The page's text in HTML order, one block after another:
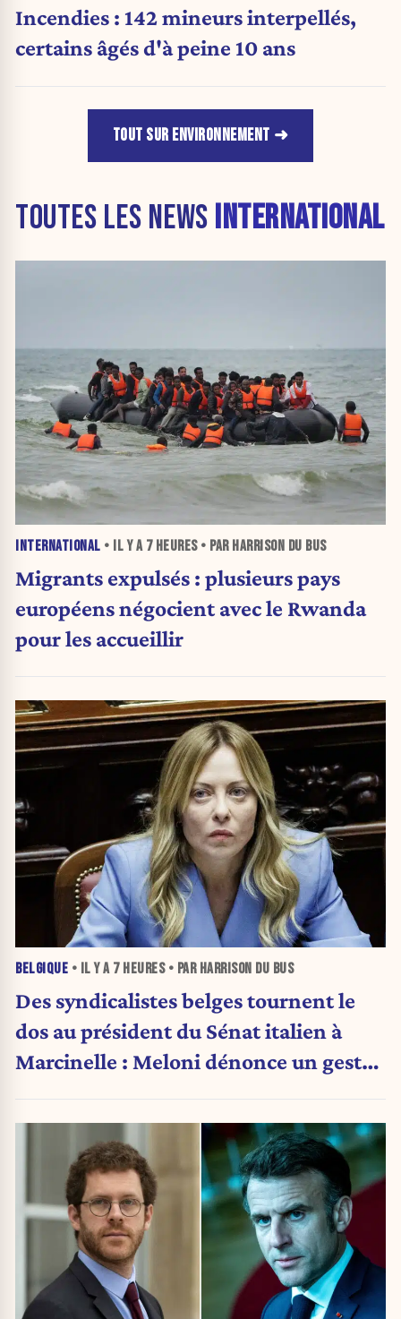
Incendies : 142 mineurs interpellés,
certains âgés d'à peine 10 ans
TOUT SUR ENVIRONNEMENT
TOUTES LES NEWS INTERNATIONAL
INTERNATIONAL • IL Y A 7 HEURES• PAR HARRISON DU BUS
Migrants expulsés : plusieurs pays
européens négocient avec le Rwanda
pour les accueillir
BELGIQUE • IL Y A 7 HEURES• PAR HARRISON DU BUS
Des syndicalistes belges tournent le
dos au président du Sénat italien à
Marcinelle : Meloni dénonce un geste